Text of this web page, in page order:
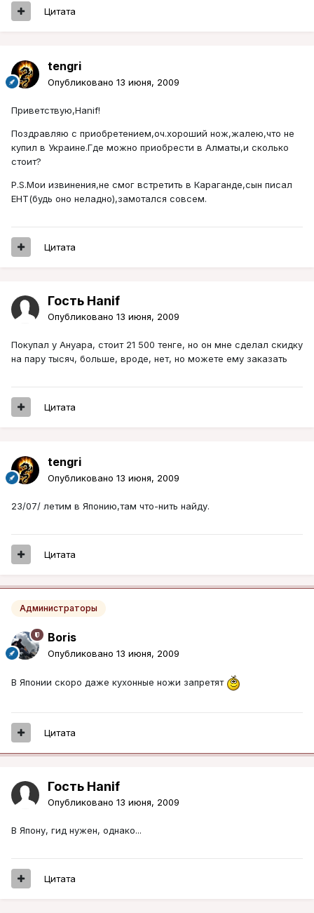
Цитата
tengri
Опубликовано 13 июня, 2009
Приветствую,Hanif!
Поздравляю с приобретением,оч.хороший нож,жалею,что не
купил в Украине.Где можно приобрести в Алматы,и сколько
стоит?
P.S.Мои извинения,не смог встретить в Караганде,сын писал
ЕНТ(будь оно неладно),замотался совсем.
Цитата
Гость Hanif
Опубликовано 13 июня, 2009
Покупал у Ануара, стоит 21 500 тенге, но он мне сделал скидку
на пару тысяч, больше, вроде, нет, но можете ему заказать
Цитата
tengri
Опубликовано 13 июня, 2009
23/07/ летим в Японию,там что-нить найду.
Цитата
Администраторы
Boris
Опубликовано 13 июня, 2009
В Японии скоро даже кухонные ножи запретят
Цитата
Гость Hanif
Опубликовано 13 июня, 2009
В Япону, гид нужен, однако...
Цитата